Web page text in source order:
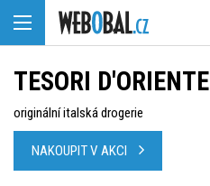
TESORI D'ORIENTE
originální italská drogerie
NAKOUPIT V AKCI